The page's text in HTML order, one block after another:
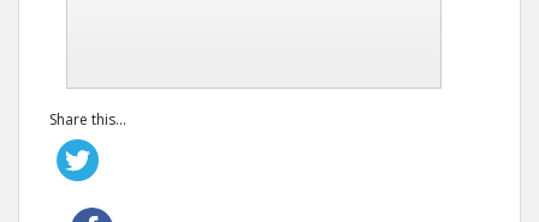
Share this...